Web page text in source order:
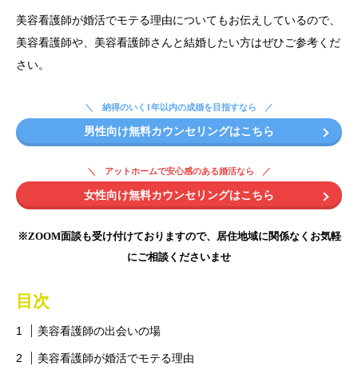
美容看護師が婚活でモテる理由についてもお伝えしているので、
美容看護師や、美容看護師さんと結婚したい方はぜひご参考くだ
さい。
納得のいく1年以内の成婚を目指すなら
男性向け無料カウンセリングはこちら
アットホームで安心感のある婚活なら
女性向け無料カウンセリングはこちら
※ZOOM面談も受け付けておりますので、居住地域に関係なくお気軽
にご相談くださいませ
目次
美容看護師の出会いの場
美容看護師が婚活でモテる理由